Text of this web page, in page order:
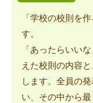
「学校の校則を
す。
「あったらいい
えた校則の内容
します。全員の
い、その中から